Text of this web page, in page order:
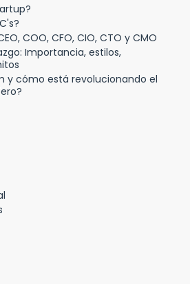
COO, CFO, CIO, CTO y CMO
Importancia, estilos,
y cómo está revolucionando el